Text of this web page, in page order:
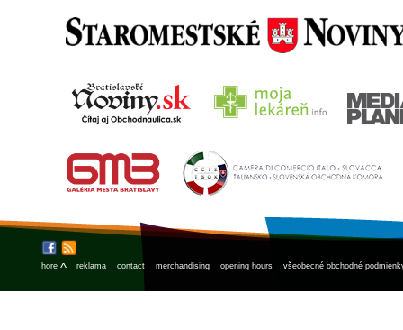
hore ^ reklama contact merchandising opening hours všeobecné obchodné